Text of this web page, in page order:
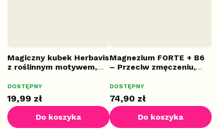
Magiczny kubek Herbavis
z roślinnym motywem,
DOSTĘPNY
19,99 zł
Do koszyka
Magnezium FORTE + B6
– Przeciw zmęczeniu,
DOSTĘPNY
74,90 zł
Do koszyka